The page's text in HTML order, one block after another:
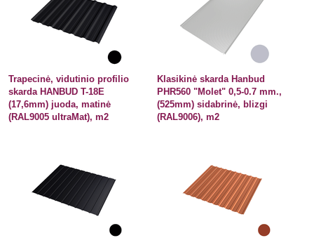
Trapecinė, vidutinio profilio
skarda HANBUD T-18E
(17,6mm) juoda, matinė
(RAL9005 ultraMat), m2
Klasikinė skarda Hanbud
PHR560 "Molet" 0,5-0.7 mm.,
(525mm) sidabrinė, blizgi
(RAL9006), m2